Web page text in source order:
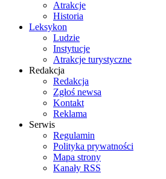
Atrakcje
Historia
Leksykon
Ludzie
Instytucje
Atrakcje turystyczne
Redakcja
Redakcja
Zgłoś newsa
Kontakt
Reklama
Serwis
Regulamin
Polityka prywatności
Mapa strony
Kanały RSS